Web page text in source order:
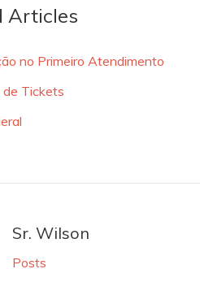
Articles
no Primeiro Atendimento
de Tickets
Sr. Wilson
Posts